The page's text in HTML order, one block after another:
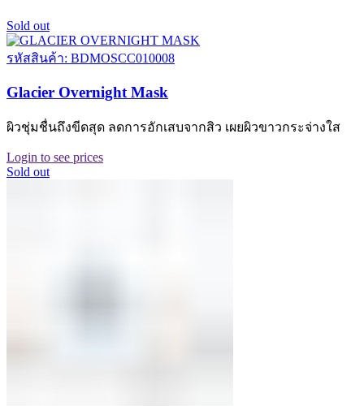
Sold out
รหัสสินค้า: BDMOSCC010008
Glacier Overnight Mask
ผิวชุ่มชื่นถึงขีดสุด ลดการอักเสบจากสิว เผยผิวขาวกระจ่างใส
Login to see prices
Sold out